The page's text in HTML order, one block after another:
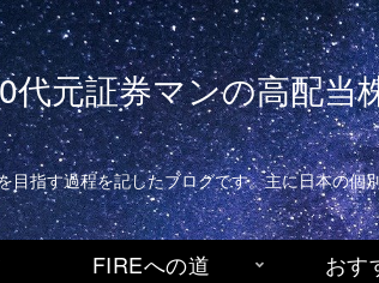
代元証券マンの高配当
目指す過程を記したブログです。主に日本の個
FIREへの道 おす